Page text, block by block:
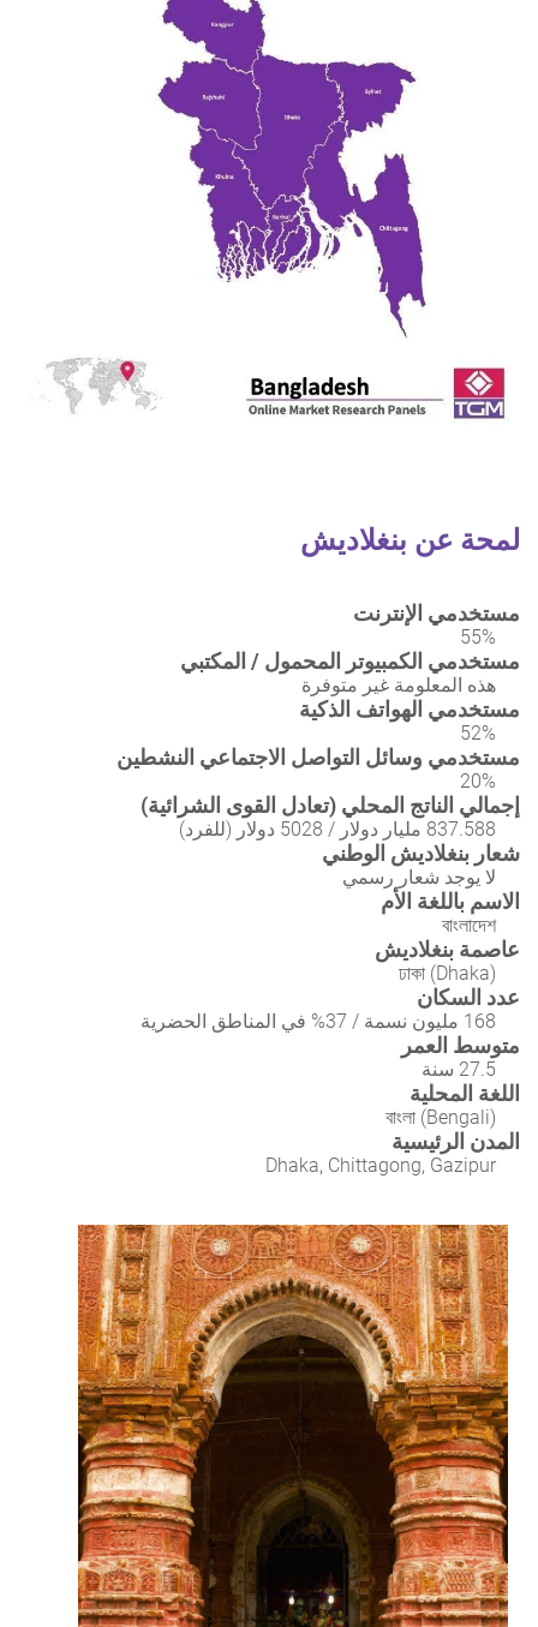
لمحة عن بنغلاديش
مستخدمي الإنترنت
55%
مستخدمي الكمبيوتر المحمول / المكتبي
هذه المعلومة غير متوفرة
مستخدمي الهواتف الذكية
52%
مستخدمي وسائل التواصل الاجتماعي النشطين
20%
إجمالي الناتج المحلي (تعادل القوى الشرائية)
837.588 مليار دولار / 5028 دولار (للفرد)
شعار بنغلاديش الوطني
لا يوجد شعار رسمي
الاسم باللغة الأم
বাংলাদেশ
عاصمة بنغلاديش
ঢাকা (Dhaka)
عدد السكان
168 مليون نسمة / 37% في المناطق الحضرية
متوسط العمر
27.5 سنة
اللغة المحلية
বাংলা (Bengali)
المدن الرئيسية
Dhaka, Chittagong, Gazipur